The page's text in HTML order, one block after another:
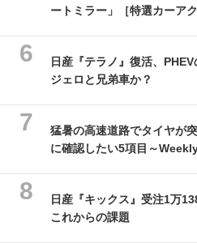
ートミラー」［特選カーア
日産『テラノ』復活、
ジェロと兄弟車か？
猛暑の高速道路でタイヤが
に確認したい5項目～
日産『キックス』受注1万
これからの課題